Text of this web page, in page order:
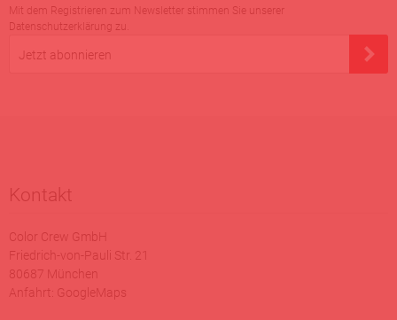
Mit dem Registrieren zum Newsletter stimmen Sie unserer
Datenschutzerklärung zu.
Jetzt abonnieren
Kontakt
Color Crew GmbH
Friedrich-von-Pauli Str. 21
80687 München
Anfahrt: GoogleMaps